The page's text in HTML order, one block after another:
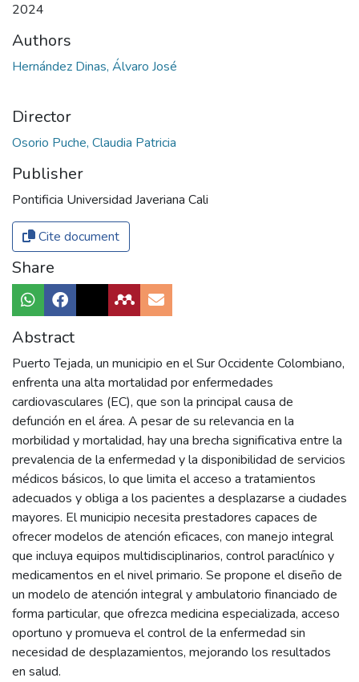
2024
Authors
Hernández Dinas, Álvaro José
Director
Osorio Puche, Claudia Patricia
Publisher
Pontificia Universidad Javeriana Cali
Cite document
Share
Abstract
Puerto Tejada, un municipio en el Sur Occidente Colombiano,
enfrenta una alta mortalidad por enfermedades
cardiovasculares (EC), que son la principal causa de
defunción en el área. A pesar de su relevancia en la
morbilidad y mortalidad, hay una brecha significativa entre la
prevalencia de la enfermedad y la disponibilidad de servicios
médicos básicos, lo que limita el acceso a tratamientos
adecuados y obliga a los pacientes a desplazarse a ciudades
mayores. El municipio necesita prestadores capaces de
ofrecer modelos de atención eficaces, con manejo integral
que incluya equipos multidisciplinarios, control paraclínico y
medicamentos en el nivel primario. Se propone el diseño de
un modelo de atención integral y ambulatorio financiado de
forma particular, que ofrezca medicina especializada, acceso
oportuno y promueva el control de la enfermedad sin
necesidad de desplazamientos, mejorando los resultados
en salud.